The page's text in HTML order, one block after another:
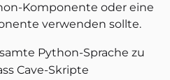
Komponente oder eine
verwenden sollte.
Python-Sprache zu
Cave-Skripte